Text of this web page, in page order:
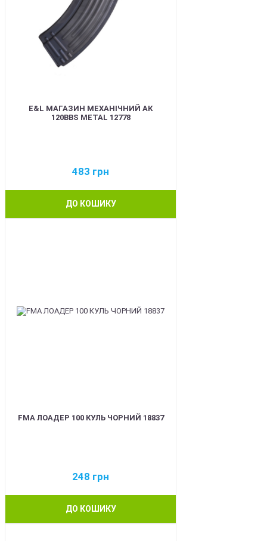
E&L МАГАЗИН МЕХАНІЧНИЙ АК
120BBS METAL 12778
483 грн
ДО КОШИКУ
FMA ЛОАДЕР 100 КУЛЬ ЧОРНИЙ 18837
248 грн
ДО КОШИКУ